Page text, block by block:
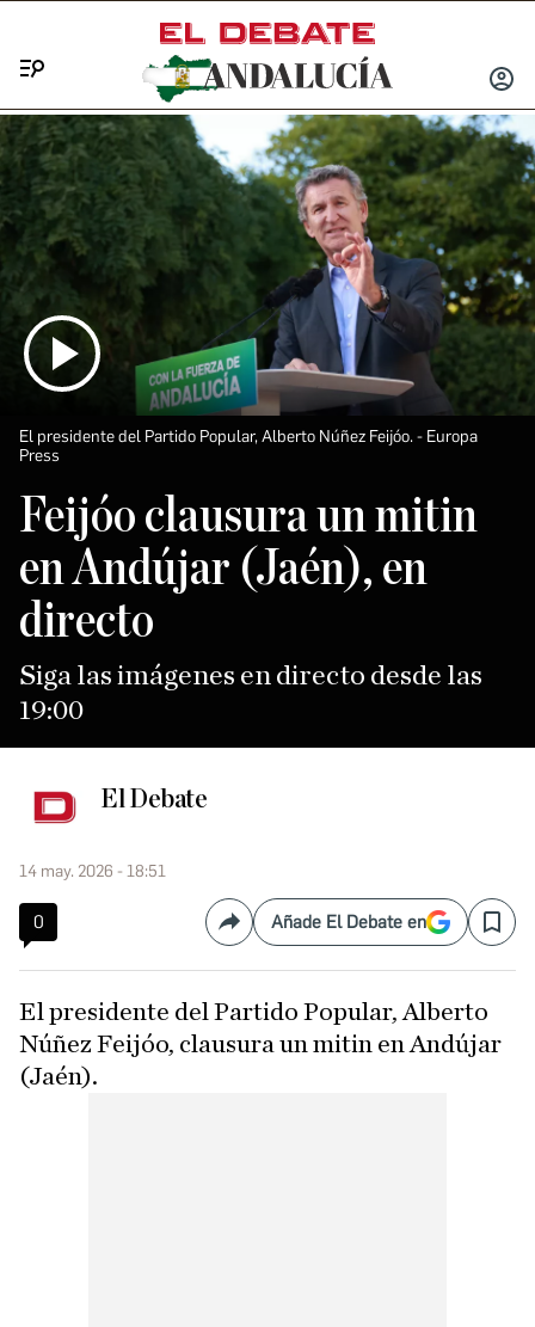
INICIAR
SESIÓN
El presidente del Partido Popular, Alberto Núñez Feijóo.
Europa
Press
Feijóo clausura un mitin
en Andújar (Jaén), en
directo
Siga las imágenes en directo desde las
19:00
El Debate
14 may. 2026 - 18:51
0 CompartirAñade El Debate en Save
El presidente del Partido Popular, Alberto
Núñez Feijóo, clausura un mitin en Andújar
(Jaén).